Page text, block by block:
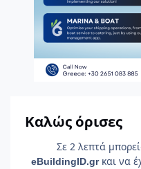
Καλώς όρισες
Σε 2 λεπτά
eBuildingID.gr και να